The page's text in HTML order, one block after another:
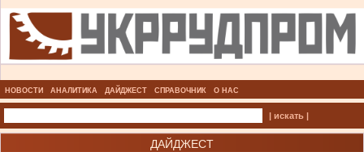
НОВОСТИ АНАЛИТИКА ДАЙДЖЕСТ СПРАВОЧНИК О НАС
| искать |
ДАЙДЖЕСТ